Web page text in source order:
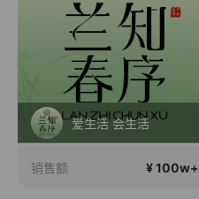
爱生活 会生活
销售额 ¥ 100w+